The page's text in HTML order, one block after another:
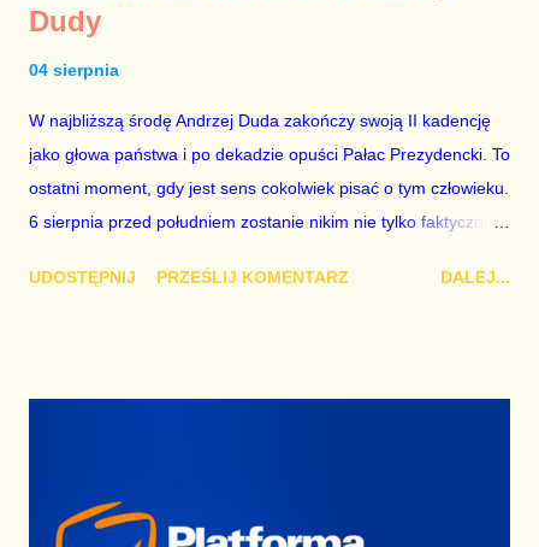
Dudy
04 sierpnia
W najbliższą środę Andrzej Duda zakończy swoją II kadencję
jako głowa państwa i po dekadzie opuści Pałac Prezydencki. To
ostatni moment, gdy jest sens cokolwiek pisać o tym człowieku.
6 sierpnia przed południem zostanie nikim nie tylko faktycznie,
przez cały czas sprawowania urzędu. Nie wniósł do przestrzeni
przystąpieniu Polski do NATO i UE, Lech Kaczyński pilnował
UDOSTĘPNIJ PRZEŚLIJ KOMENTARZ DALEJ...